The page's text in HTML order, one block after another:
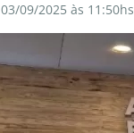
03/09/2025 às 11:50hs